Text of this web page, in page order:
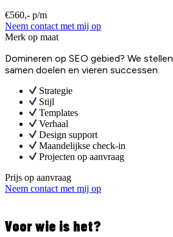
€560,- p/m
Neem contact met mij op
Merk op maat
Domineren op SEO gebied? We stellen
samen doelen en vieren successen.
Strategie
Stijl
Templates
Verhaal
Design support
Maandelijkse check-in
Projecten op aanvraag
Prijs op aanvraag
Neem contact met mij op
Voor wie is het?